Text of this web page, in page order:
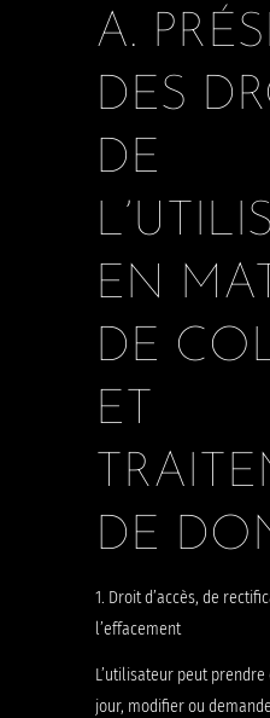
A.
DES
DE
EN
DE
ET
DE
1. Droit d’accès, de
l’effacement
L’utilisateur peut
jour, modifier ou